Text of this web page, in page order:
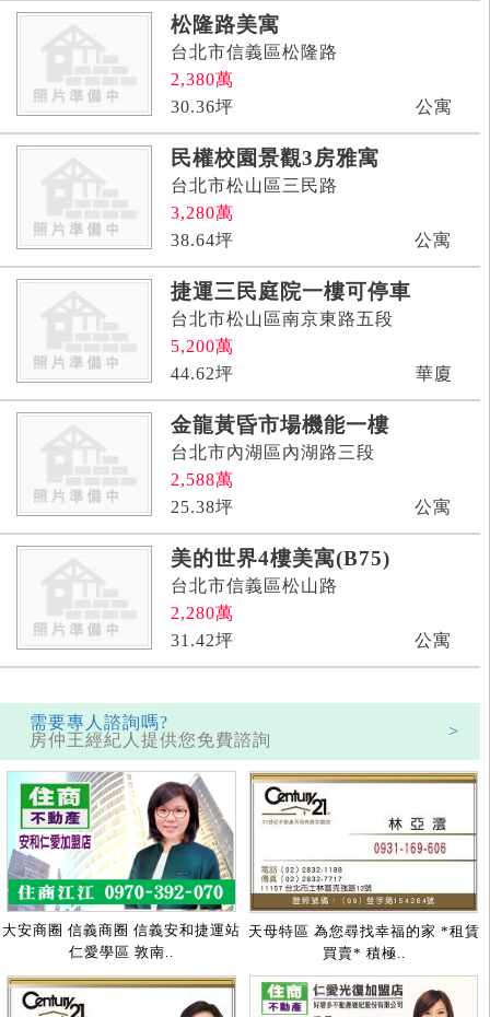
松隆路美寓
台北市信義區松隆路
2,380萬
30.36坪 公寓
民權校園景觀3房雅寓
台北市松山區三民路
3,280萬
38.64坪 公寓
捷運三民庭院一樓可停車
台北市松山區南京東路五段
5,200萬
44.62坪 華廈
金龍黃昏市場機能一樓
台北市內湖區內湖路三段
2,588萬
25.38坪 公寓
美的世界4樓美寓(B75)
台北市信義區松山路
2,280萬
31.42坪 公寓
需要專人諮詢嗎?
房仲王經紀人提供您免費諮詢
>
大安商圈 信義商圈 信義安和捷運站
仁愛學區 敦南..
天母特區 為您尋找幸福的家 *租賃
買賣* 積極..